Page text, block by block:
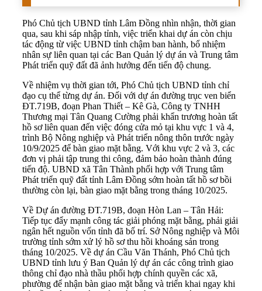
Phó Chủ tịch UBND tỉnh Lâm Đồng nhìn nhận, thời gian
qua, sau khi sáp nhập tỉnh, việc triển khai dự án còn chịu
tác động từ việc UBND tỉnh chậm ban hành, bổ nhiệm
nhân sự liên quan tại các Ban Quản lý dự án và Trung tâm
Phát triển quỹ đất đã ảnh hưởng đến tiến độ chung.
Về nhiệm vụ thời gian tới, Phó Chủ tịch UBND tỉnh chỉ
đạo cụ thể từng dự án. Đối với dự án đường trục ven biển
ĐT.719B, đoạn Phan Thiết – Kê Gà, Công ty TNHH
Thương mại Tân Quang Cường phải khẩn trương hoàn tất
hồ sơ liên quan đến việc đóng cửa mỏ tại khu vực 1 và 4,
trình Bộ Nông nghiệp và Phát triển nông thôn trước ngày
10/9/2025 để bàn giao mặt bằng. Với khu vực 2 và 3, các
đơn vị phải tập trung thi công, đảm bảo hoàn thành đúng
tiến độ. UBND xã Tân Thành phối hợp với Trung tâm
Phát triển quỹ đất tỉnh Lâm Đồng sớm hoàn tất hồ sơ bồi
thường còn lại, bàn giao mặt bằng trong tháng 10/2025.
Về Dự án đường ĐT.719B, đoạn Hòn Lan – Tân Hải:
Tiếp tục đẩy mạnh công tác giải phóng mặt bằng, phải giải
ngân hết nguồn vốn tỉnh đã bố trí. Sở Nông nghiệp và Môi
trường tỉnh sớm xử lý hồ sơ thu hồi khoáng sản trong
tháng 10/2025. Về dự án Cầu Văn Thánh, Phó Chủ tịch
UBND tỉnh lưu ý Ban Quản lý dự án các công trình giao
thông chỉ đạo nhà thầu phối hợp chính quyền các xã,
phường để nhận bàn giao mặt bằng và triển khai ngay khi